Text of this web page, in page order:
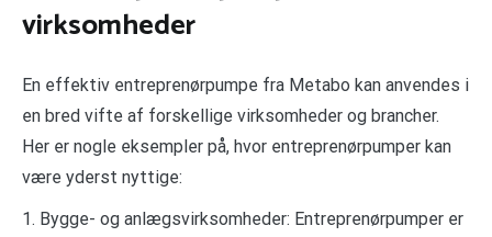
virksomheder
En effektiv entreprenørpumpe fra Metabo kan anvendes i
en bred vifte af forskellige virksomheder og brancher.
Her er nogle eksempler på, hvor entreprenørpumper kan
være yderst nyttige:
1. Bygge- og anlægsvirksomheder: Entreprenørpumper er